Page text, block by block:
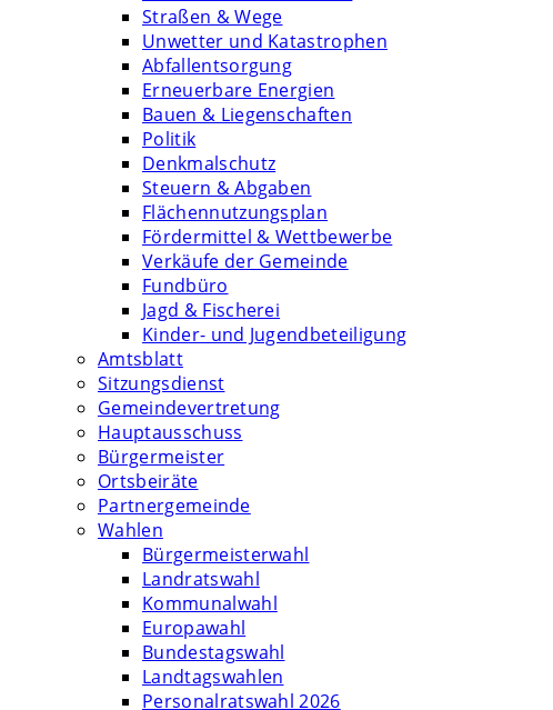
Straßen & Wege
Unwetter und Katastrophen
Abfallentsorgung
Erneuerbare Energien
Bauen & Liegenschaften
Politik
Denkmalschutz
Steuern & Abgaben
Flächennutzungsplan
Fördermittel & Wettbewerbe
Verkäufe der Gemeinde
Fundbüro
Jagd & Fischerei
Kinder- und Jugendbeteiligung
Amtsblatt
Sitzungsdienst
Gemeindevertretung
Hauptausschuss
Bürgermeister
Ortsbeiräte
Partnergemeinde
Wahlen
Bürgermeisterwahl
Landratswahl
Kommunalwahl
Europawahl
Bundestagswahl
Landtagswahlen
Personalratswahl 2026